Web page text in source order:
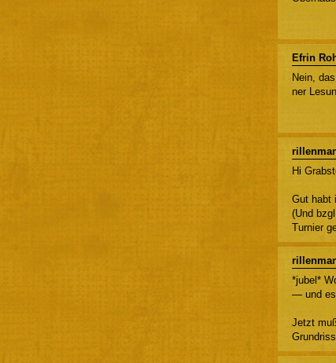
Efrin
Nein,
ner
Hi
Gut habt
(Und
Turnier
*jubel*
— und es
Jetzt